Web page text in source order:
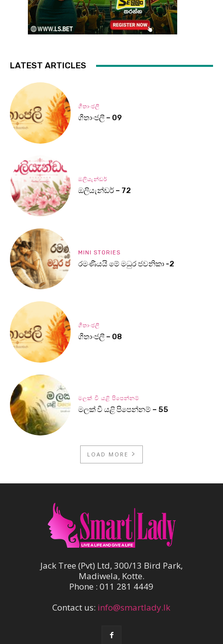
LATEST ARTICLES
ගීතාංජලී
ගීතාංජලී – 09
ඔලියැන්ඩර්
ඔලියැන්ඩර් – 72
MINI STORIES
රමණීයයි මේ මධුර ජවනිකා -2
ගීතාංජලී
ගීතාංජලී – 08
මලක් වී යළි පිපෙන්නම්
මලක් වී යළි පිපෙන්නම් – 55
LOAD MORE
Jack Tree (Pvt) Ltd, 300/13 Bird Park,
Madiwela, Kotte.
Phone : 011 281 4449
Contact us: info@smartlady.lk